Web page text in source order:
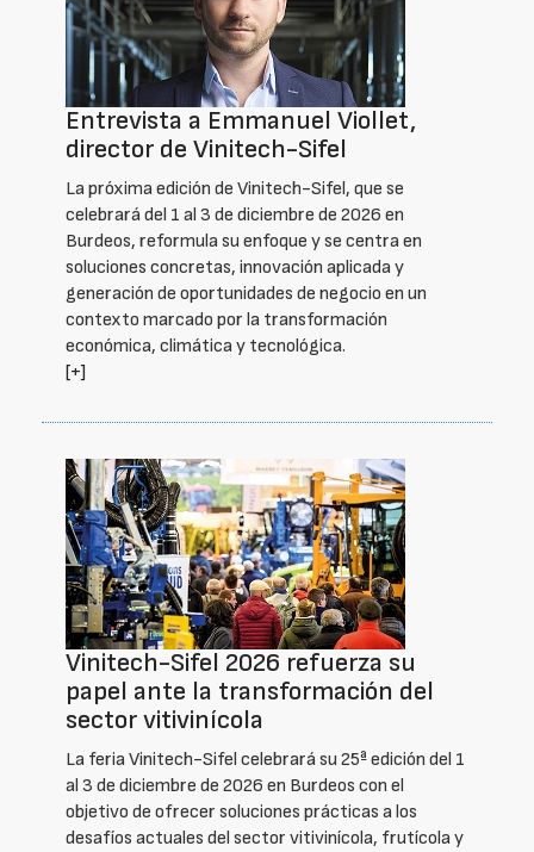
Entrevista a Emmanuel Viollet,
director de Vinitech-Sifel
La próxima edición de Vinitech-Sifel, que se
celebrará del 1 al 3 de diciembre de 2026 en
Burdeos, reformula su enfoque y se centra en
soluciones concretas, innovación aplicada y
generación de oportunidades de negocio en un
contexto marcado por la transformación
económica, climática y tecnológica.
[+]
Vinitech-Sifel 2026 refuerza su
papel ante la transformación del
sector vitivinícola
La feria Vinitech-Sifel celebrará su 25ª edición del 1
al 3 de diciembre de 2026 en Burdeos con el
objetivo de ofrecer soluciones prácticas a los
desafíos actuales del sector vitivinícola, frutícola y